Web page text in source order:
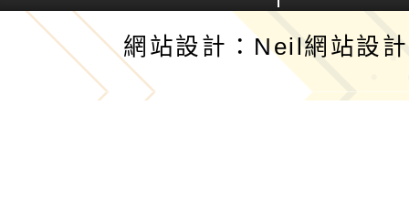
網站設計：Neil網站設